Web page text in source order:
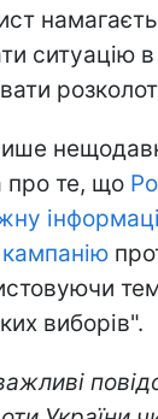
ситуацію
про те, що
кампанію
виборів".